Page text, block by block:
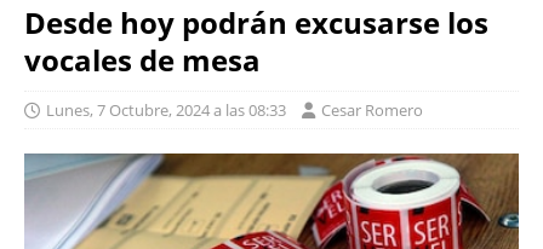
Desde hoy podrán excusarse los
vocales de mesa
Lunes, 7 Octubre, 2024 a las 08:33 Cesar Romero